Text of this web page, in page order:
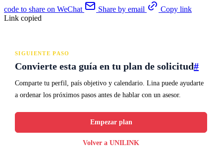
code to share on WeChat
Share by email
Copy link
Link copied
SIGUIENTE PASO
Convierte esta guía en tu plan de solicitud#
Comparte tu perfil, país objetivo y calendario. Lina puede ayudarte
a ordenar los próximos pasos antes de hablar con un asesor.
Empezar plan
Volver a UNILINK